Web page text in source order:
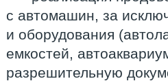
с автомашин, за
и оборудования
емкостей,
разрешительную